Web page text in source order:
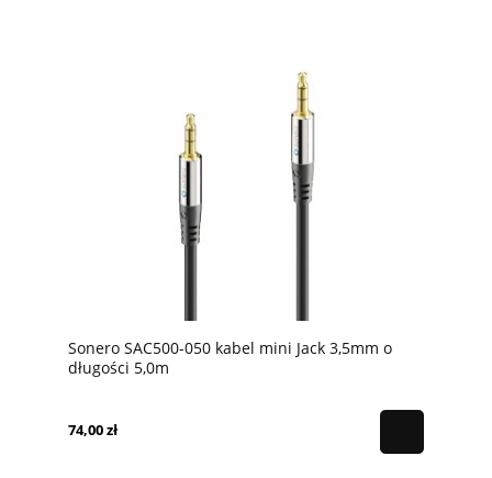
Sonero SAC500-050 kabel mini Jack 3,5mm o
długości 5,0m
74,00 zł